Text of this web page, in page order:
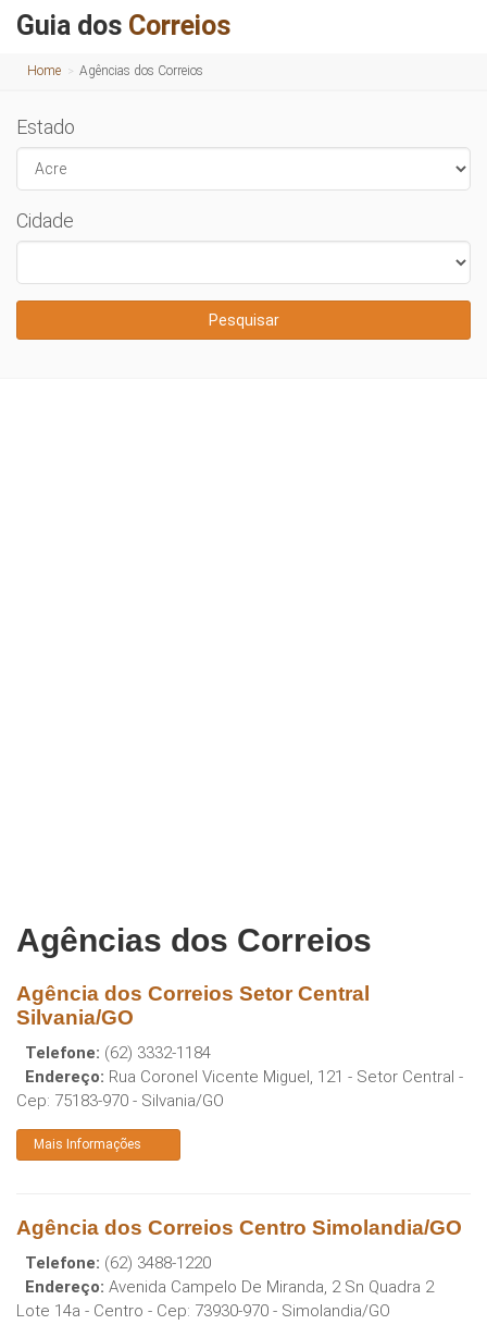
Guia dos Correios
Home Agências dos Correios
Estado
Cidade
Pesquisar
Agências dos Correios
Agência dos Correios Setor Central
Silvania/GO
Telefone: (62) 3332-1184
Endereço: Rua Coronel Vicente Miguel, 121 - Setor Central -
Cep: 75183-970 - Silvania/GO
Mais Informações
Agência dos Correios Centro Simolandia/GO
Telefone: (62) 3488-1220
Endereço: Avenida Campelo De Miranda, 2 Sn Quadra 2
Lote 14a - Centro - Cep: 73930-970 - Simolandia/GO